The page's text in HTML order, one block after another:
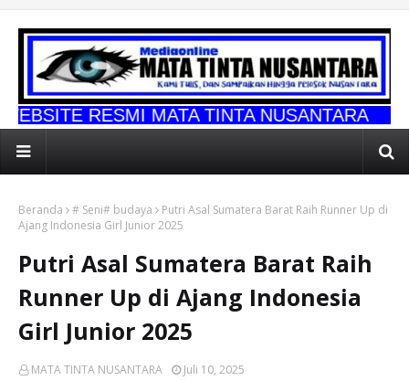
MATA TINTA NUSANTARA
Beranda # Seni# budaya
Putri Asal Sumatera Barat Raih Runner Up di
Ajang Indonesia Girl Junior 2025
Putri Asal Sumatera Barat Raih
Runner Up di Ajang Indonesia
Girl Junior 2025
MATA TINTA NUSANTARA Juli 10, 2025